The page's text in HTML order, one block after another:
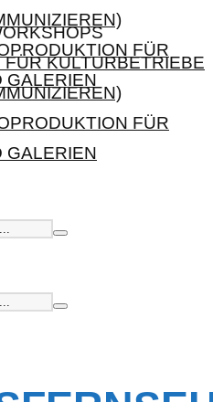
FÜR
GALERIEN
KULTURBETRIEBE
FÜR
GALERIEN